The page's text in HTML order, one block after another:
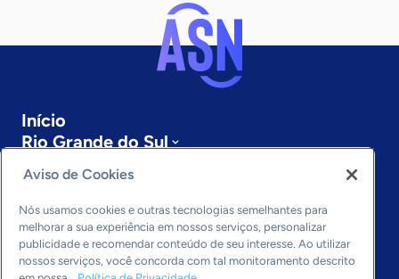
Início
Rio Grande do Sul
Sobre a ASN
Últimas notícias
Entre em contato
Editorias
Economia & Política
Aviso de Cookies
Nós usamos cookies e outras tecnologias semelhantes para
melhorar a sua experiência em nossos serviços, personalizar
publicidade e recomendar conteúdo de seu interesse. Ao utilizar
nossos serviços, você concorda com tal monitoramento descrito